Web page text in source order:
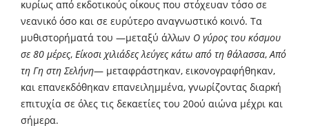
κυρίως από εκδοτικούς οίκους που στόχευαν τόσο σε
νεανικό όσο και σε ευρύτερο αναγνωστικό κοινό. Τα
μυθιστορήματά του —μεταξύ άλλων Ο γύρος του κόσμου
σε 80 μέρες, Είκοσι χιλιάδες λεύγες κάτω από τη θάλασσα,Από
τη Γη στη Σελήνη— μεταφράστηκαν, εικονογραφήθηκαν,
και επανεκδόθηκαν επανειλημμένα, γνωρίζοντας διαρκή
επιτυχία σε όλες τις δεκαετίες του 20ού αιώνα μέχρι και
σήμερα.